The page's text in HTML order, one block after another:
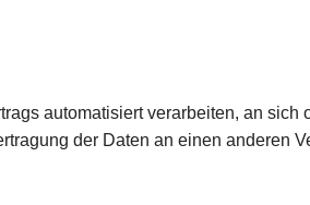
automatisiert verarbeiten, an sich
der Daten an einen anderen